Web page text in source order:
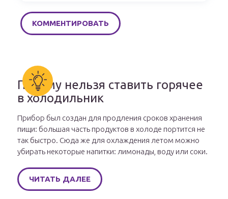
Почему нельзя ставить горячее
в холодильник
Прибор был создан для продления сроков хранения
пищи: большая часть продуктов в холоде портится не
так быстро. Сюда же для охлаждения летом можно
убирать некоторые напитки: лимонады, воду или соки.
ЧИТАТЬ ДАЛЕЕ